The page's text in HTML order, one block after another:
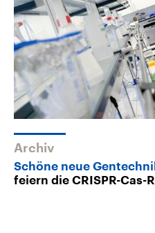
Archiv
Schöne neue
feiern die CRISPR-Cas-